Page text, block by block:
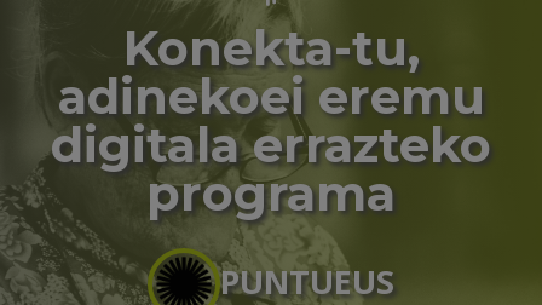
Konekta-tu,
adinekoei eremu
digitala errazteko
programa
PUNTUEUS